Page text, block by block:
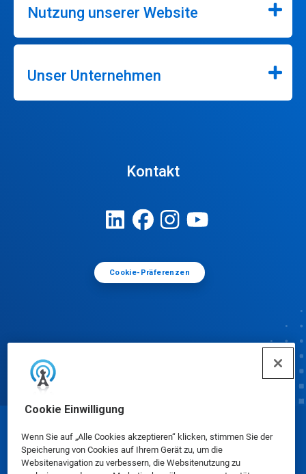
Cookie Einwilligung
Wenn Sie auf „Alle Cookies akzeptieren“ klicken, stimmen Sie der
Speicherung von Cookies auf Ihrem Gerät zu, um die
Websitenavigation zu verbessern, die Websitenutzung zu
Nutzung unserer Website
Unser Unternehmen
Kontakt
Cookie-Präferenzen
© Ecolab Inc. 2025